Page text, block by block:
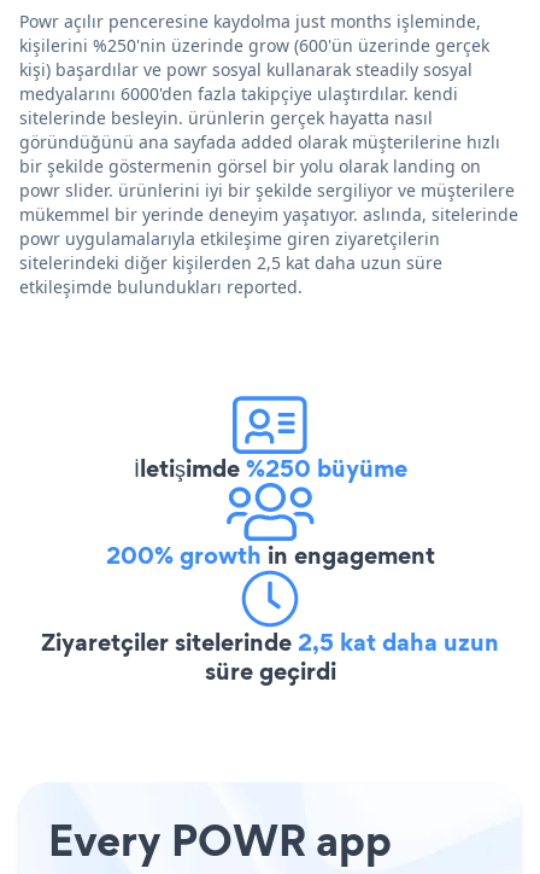
Powr açılır penceresine kaydolma just months işleminde,
kişilerini %250'nin üzerinde grow (600'ün üzerinde gerçek
kişi) başardılar ve powr sosyal kullanarak steadily sosyal
medyalarını 6000'den fazla takipçiye ulaştırdılar. kendi
sitelerinde besleyin. ürünlerin gerçek hayatta nasıl
göründüğünü ana sayfada added olarak müşterilerine hızlı
bir şekilde göstermenin görsel bir yolu olarak landing on
powr slider. ürünlerini iyi bir şekilde sergiliyor ve müşterilere
mükemmel bir yerinde deneyim yaşatıyor. aslında, sitelerinde
powr uygulamalarıyla etkileşime giren ziyaretçilerin
sitelerindeki diğer kişilerden 2,5 kat daha uzun süre
etkileşimde bulundukları reported.
İletişimde%250 büyüme
200% growth in engagement
Ziyaretçiler sitelerinde2,5 kat daha uzun
süre geçirdi
Every POWR app